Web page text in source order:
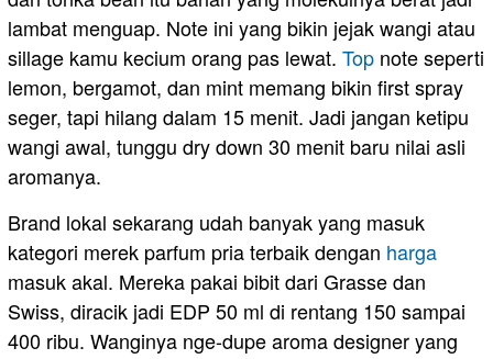
lambat menguap. Note ini yang bikin jejak wangi atau
sillage kamu kecium orang pas lewat. Top note seperti
lemon, bergamot, dan mint memang bikin first spray
seger, tapi hilang dalam 15 menit. Jadi jangan ketipu
wangi awal, tunggu dry down 30 menit baru nilai asli
aromanya.
Brand lokal sekarang udah banyak yang masuk
kategori merek parfum pria terbaik dengan harga
masuk akal. Mereka pakai bibit dari Grasse dan
Swiss, diracik jadi EDP 50 ml di rentang 150 sampai
400 ribu. Wanginya nge-dupe aroma designer yang